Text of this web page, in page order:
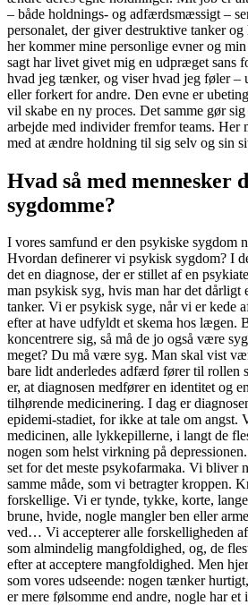
– både holdnings- og adfærdsmæssigt –
personalet, der giver destruktive tanker
her kommer mine personlige evner og
sagt har livet givet mig en udpræget sans
hvad jeg tænker, og viser hvad jeg føler –
eller forkert for andre. Den evne er
vil skabe en ny proces. Det samme gør
arbejde med individer fremfor teams. Her
med at ændre holdning til sig selv og sin
Hvad så med mennesker
sygdomme?
I vores samfund er den psykiske sygdom
Hvordan definerer vi psykisk sygdom? I
det en diagnose, der er stillet af en
man psykisk syg, hvis man har det dårligt
tanker. Vi er psykisk syge, når vi er kede
efter at have udfyldt et skema hos lægen.
koncentrere sig, så må de jo også være
meget? Du må være syg. Man skal vist
bare lidt anderledes adfærd fører til rollen
er, at diagnosen medfører en identitet og
tilhørende medicinering. I dag er
epidemi-stadiet, for ikke at tale om angst.
medicinen, alle lykkepillerne, i langt de
nogen som helst virkning på
set for det meste psykofarmaka. Vi bliver
samme måde, som vi betragter kroppen.
forskellige. Vi er tynde, tykke, korte,
brune, hvide, nogle mangler ben eller
ved… Vi accepterer alle forskelligheden af
som almindelig mangfoldighed, og, de
efter at acceptere mangfoldighed. Men
som vores udseende: nogen tænker
er mere følsomme end andre, nogle har et